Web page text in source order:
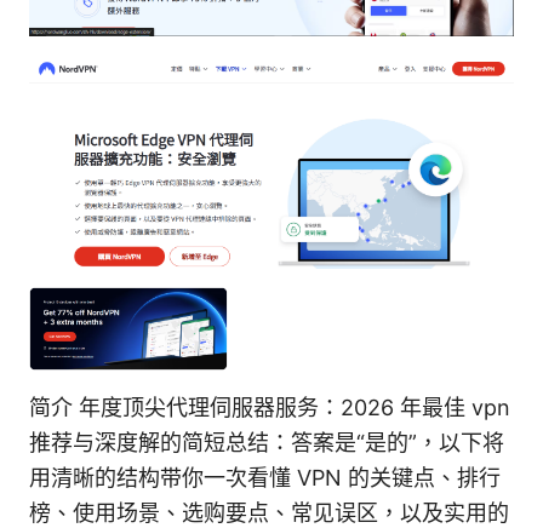
简介 年度顶尖代理伺服器服务：2026 年最佳 vpn
推荐与深度解的简短总结：答案是“是的”，以下将
用清晰的结构带你一次看懂 VPN 的关键点、排行
榜、使用场景、选购要点、常见误区，以及实用的